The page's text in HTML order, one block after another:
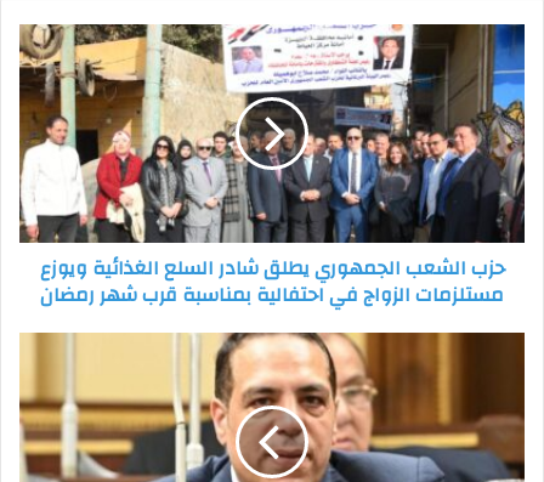
حزب
الشعب
الجمهوري
يطلق
شادر
السلع
الغذائية
ويوزع
مستلزمات
الزواج
رمضان
حزب الشعب الجمهوري يطلق شادر السلع الغذائية ويوزع
مستلزمات الزواج في احتفالية بمناسبة قرب شهر رمضان
العال:
الرؤية
الفلسطينية